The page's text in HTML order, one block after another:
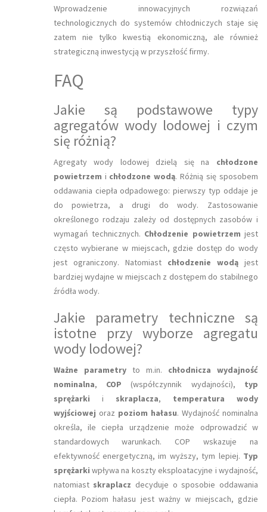
Wprowadzenie innowacyjnych rozwiązań
technologicznych do systemów chłodniczych staje się
zatem nie tylko kwestią ekonomiczną, ale również
strategiczną inwestycją w przyszłość firmy.
FAQ
Jakie są podstawowe typy
agregatów wody lodowej i czym
się różnią?
Agregaty wody lodowej dzielą się na chłodzone
powietrzem i chłodzone wodą. Różnią się sposobem
oddawania ciepła odpadowego: pierwszy typ oddaje je
do powietrza, a drugi do wody. Zastosowanie
określonego rodzaju zależy od dostępnych zasobów i
wymagań technicznych. Chłodzenie powietrzem jest
często wybierane w miejscach, gdzie dostęp do wody
jest ograniczony. Natomiast chłodzenie wodąjest
bardziej wydajne w miejscach z dostępem do stabilnego
źródła wody.
Jakie parametry techniczne są
istotne przy wyborze agregatu
wody lodowej?
Ważne parametryto m.in. chłodnicza wydajność
nominalna, COP (współczynnik wydajności), typ
sprężarki i skraplacza, temperatura wody
wyjściowej oraz poziom hałasu. Wydajność nominalna
określa, ile ciepła urządzenie może odprowadzić w
standardowych warunkach. COP wskazuje na
efektywność energetyczną, im wyższy, tym lepiej. Typ
sprężarki wpływa na koszty eksploatacyjne i wydajność,
natomiast skraplacz decyduje o sposobie oddawania
ciepła. Poziom hałasu jest ważny w miejscach, gdzie